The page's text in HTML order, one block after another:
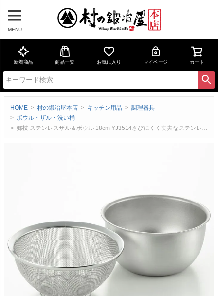
MENU
新着商品 商品一覧 お気に入り マイページ カート
HOME 村の鍛冶屋本店 キッチン用品
調理器具
ボウル・ザル・洗い桶
郷技 ステンレスザル＆ボウル 18cm YJ3514さびにくく丈夫なステンレス製 セットで使えるメイド・イン・燕三条 ヨシカワ